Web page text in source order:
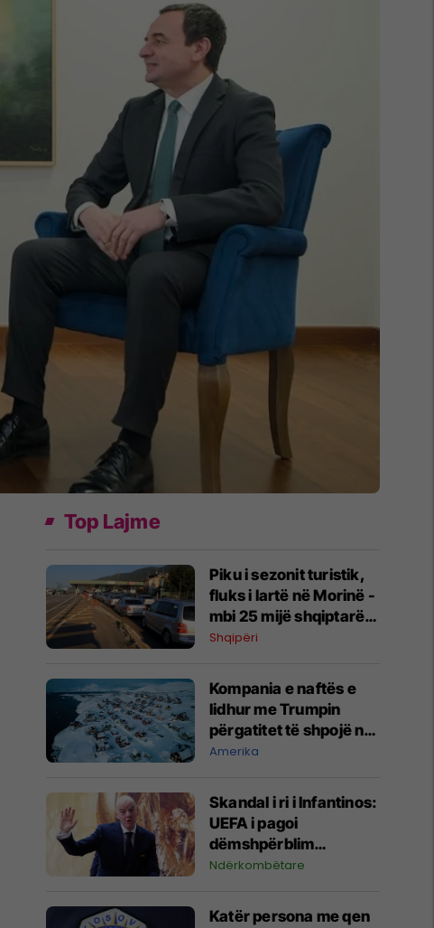
Top Lajme
Piku i sezonit turistik,
fluks i lartë në Morinë -
mbi 25 mijë shqiptarë
të Kosovës dhe 7 mijë
në vetëm tri orë
Shqipëri
Kompania e naftës e
lidhur me Trumpin
përgatitet të shpojë në
Grenlandë pa marrë
Amerika
Skandal i ri i Infantinos:
UEFA i pagoi
dëmshpërblim
gjashtëshifror për
dashurës së dyshuar
Ndërkombëtare
Katër persona me qen